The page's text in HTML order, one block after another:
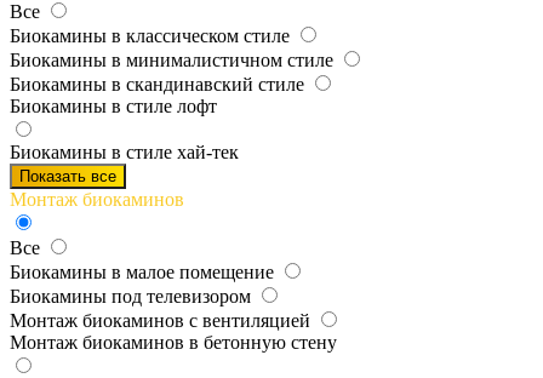
Все
Биокамины в классическом стиле
Биокамины в минималистичном стиле
Биокамины в скандинавский стиле
Биокамины в стиле лофт
Биокамины в стиле хай-тек
Показать все
Монтаж биокаминов
Все
Биокамины в малое помещение
Биокамины под телевизором
Монтаж биокаминов с вентиляцией
Монтаж биокаминов в бетонную стену